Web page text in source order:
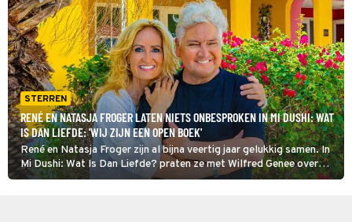
STERREN
RENÉ EN NATASJA FROGER LATEN NIETS ONBESPROKEN IN MI DUSHI: WAT
IS DAN LIEFDE: 'WIJ ZIJN EEN OPEN BOEK'
René en Natasja Froger zijn al bijna veertig jaar gelukkig samen. In
Mi Dushi: Wat Is Dan Liefde? praten ze met Wilfred Genee over
wat hen bij elkaar bracht én houdt.